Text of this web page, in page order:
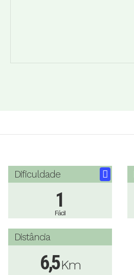
Dificuldade
1
Fácil
Distância
6,5Km